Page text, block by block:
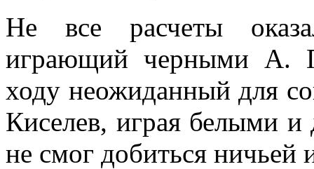
Не все расчеты
играющий черными А.
ходу неожиданный для
Киселев, играя белыми и
не смог добиться ничьей